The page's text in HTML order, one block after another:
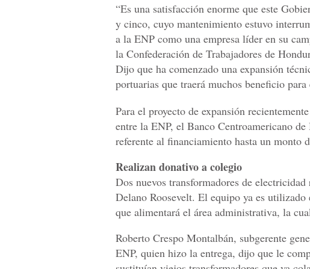
“Es una satisfacción enorme que este
y cinco, cuyo mantenimiento estuvo
a la ENP como una empresa líder en su
la Confederación de Trabajadores de
Dijo que ha comenzado una expansión
portuarias que traerá muchos beneficio para
Para el proyecto de expansión
entre la ENP, el Banco Centroamericano
referente al financiamiento hasta un monto
Realizan donativo a colegio
Dos nuevos transformadores de
Delano Roosevelt. El equipo ya es
que alimentará el área administrativa, la
Roberto Crespo Montalbán, subgerente
ENP, quien hizo la entrega, dijo que le